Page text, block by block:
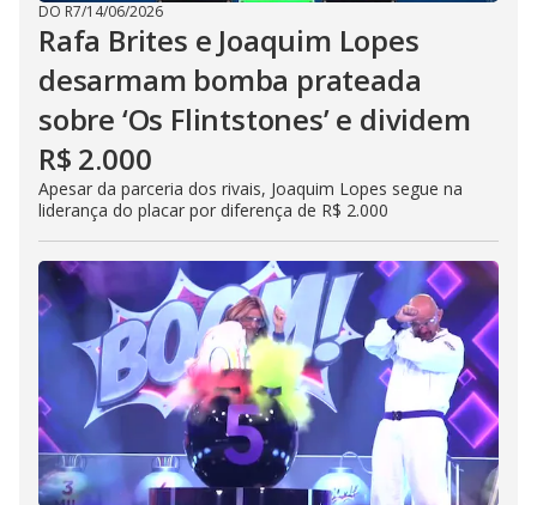
DO R7/14/06/2026
Rafa Brites e Joaquim Lopes
desarmam bomba prateada
sobre ‘Os Flintstones’ e dividem
R$ 2.000
Apesar da parceria dos rivais, Joaquim Lopes segue na
liderança do placar por diferença de R$ 2.000